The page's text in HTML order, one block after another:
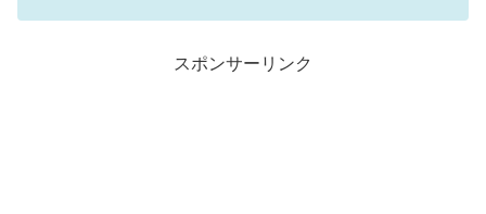
スポンサーリンク